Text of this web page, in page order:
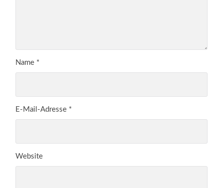
Name *
E-Mail-Adresse *
Website